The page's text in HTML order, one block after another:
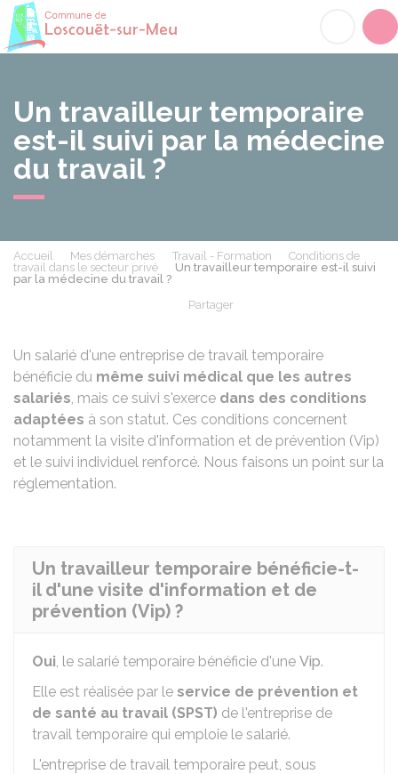
Un travailleur temporaire
est-il suivi par la médecine
du travail ?
Accueil Mes démarches Travail - Formation
Conditions de
travail dans le secteur privé
Un travailleur temporaire est-il suivi
par la médecine du travail ?
Partager
Un salarié d'une entreprise de travail temporaire
bénéficie du même suivi médical que les autres
salariés, mais ce suivi s'exerce dans des conditions
adaptées à son statut. Ces conditions concernent
notamment la visite d'information et de prévention (Vip)
et le suivi individuel renforcé. Nous faisons un point sur la
réglementation.
Un travailleur temporaire bénéficie-t-
il d'une visite d'information et de
prévention (Vip) ?
Oui, le salarié temporaire bénéficie d'une Vip.
Elle est réalisée par le service de prévention et
de santé au travail (SPST) de l'entreprise de
travail temporaire qui emploie le salarié.
L'entreprise de travail temporaire peut, sous